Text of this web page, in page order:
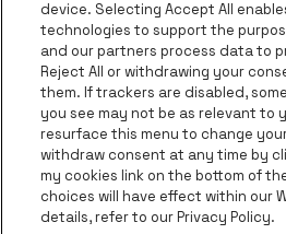
Ga naar de
Ga naar de website
Ga naar de
Ga naar
AFAS Dome is een
device. Selecting Accept All
technologies to support the
and our partners process data to
Reject All or withdrawing your
them. If trackers are disabled,
you see may not be as relevant to
resurface this menu to change
withdraw consent at any time by
my cookies link on the bottom of
choices will have effect within our
details, refer to our Privacy Policy.